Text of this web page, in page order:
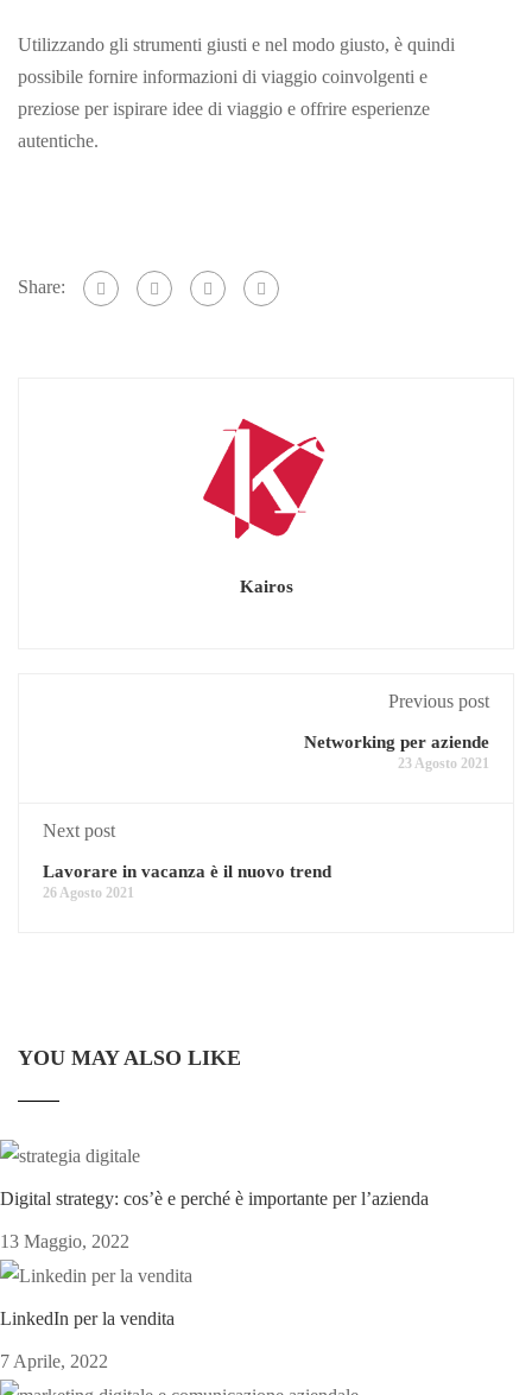
Utilizzando gli strumenti giusti e nel modo giusto, è quindi
possibile fornire informazioni di viaggio coinvolgenti e
preziose per ispirare idee di viaggio e offrire esperienze
autentiche.
Share:
Kairos
Previous post
Networking per aziende
23 Agosto 2021
Next post
Lavorare in vacanza è il nuovo trend
26 Agosto 2021
YOU MAY ALSO LIKE
Digital strategy: cos’è e perché è importante per l’azienda
13 Maggio, 2022
LinkedIn per la vendita
7 Aprile, 2022